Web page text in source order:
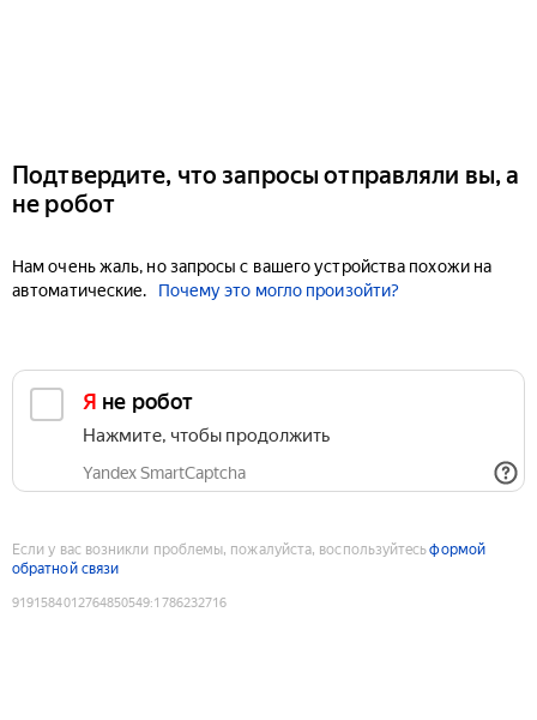
Подтвердите, что запросы отправляли вы, а
не робот
Нам очень жаль, но запросы с вашего устройства похожи на
автоматические.
Почему это могло произойти?
Я не робот
Нажмите, чтобы продолжить
Yandex SmartCaptcha
Если у вас возникли проблемы, пожалуйста, воспользуйтесьформой
обратной связи
9191584012764850549:1786232716